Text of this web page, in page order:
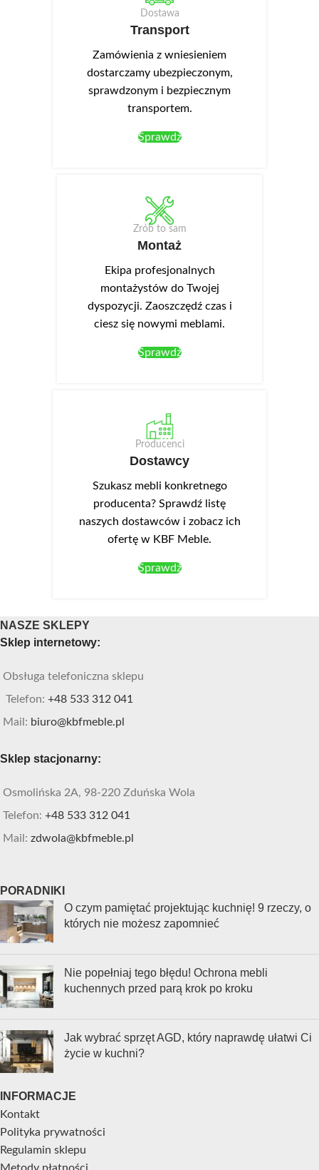
Dostawa
Transport
Zamówienia z wniesieniem
dostarczamy ubezpieczonym,
sprawdzonym i bezpiecznym
transportem.
Sprawdź
Zrób to sam
Montaż
Ekipa profesjonalnych
montażystów do Twojej
dyspozycji. Zaoszczędź czas i
ciesz się nowymi meblami.
Sprawdź
Producenci
Dostawcy
Szukasz mebli konkretnego
producenta? Sprawdź listę
naszych dostawców i zobacz ich
ofertę w KBF Meble.
Sprawdź
NASZE SKLEPY
Sklep internetowy:
Obsługa telefoniczna sklepu
Telefon: +48 533 312 041
Mail: biuro@kbfmeble.pl
Sklep stacjonarny:
Osmolińska 2A, 98-220 Zduńska Wola
Telefon: +48 533 312 041
Mail: zdwola@kbfmeble.pl
PORADNIKI
O czym pamiętać projektując kuchnię! 9 rzeczy, o
których nie możesz zapomnieć
Nie popełniaj tego błędu! Ochrona mebli
kuchennych przed parą krok po kroku
Jak wybrać sprzęt AGD, który naprawdę ułatwi Ci
życie w kuchni?
INFORMACJE
Kontakt
Polityka prywatności
Regulamin sklepu